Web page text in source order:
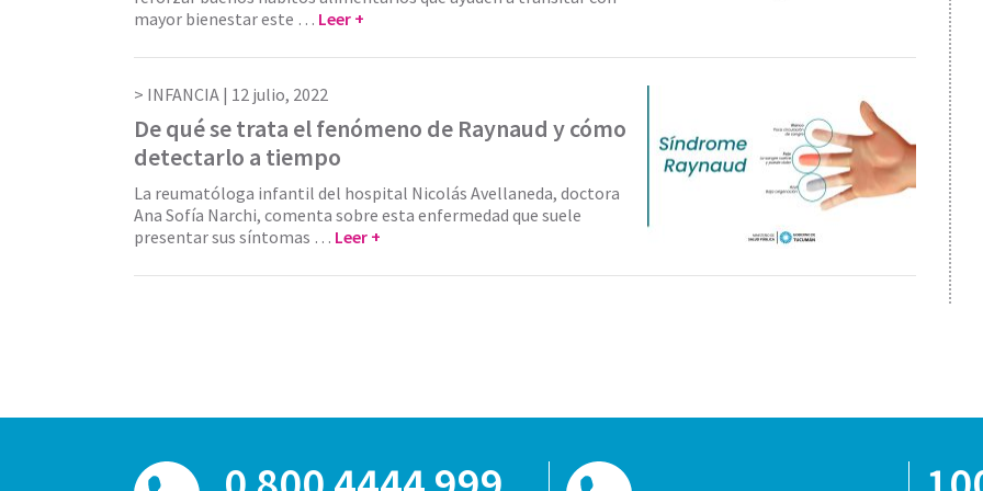
mayor bienestar este … Leer +
INFANCIA | 12 julio, 2022
De qué se trata el fenómeno de Raynaud y cómo
detectarlo a tiempo
La reumatóloga infantil del hospital Nicolás Avellaneda, doctora
Ana Sofía Narchi, comenta sobre esta enfermedad que suele
presentar sus síntomas … Leer +